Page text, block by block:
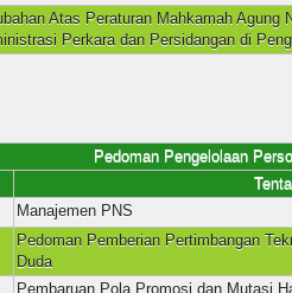
Atas Peraturan Mahkamah Agung
Perkara dan Persidangan di
Personil /
Manajemen PNS
Pedoman Pemberian Pertimbangan
Duda
Pembaruan Pola Promosi dan Mutasi